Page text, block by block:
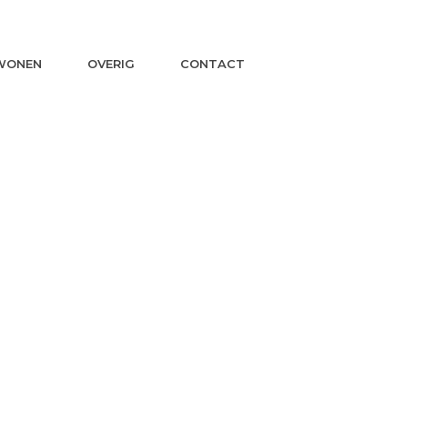
OVERIG CONTACT